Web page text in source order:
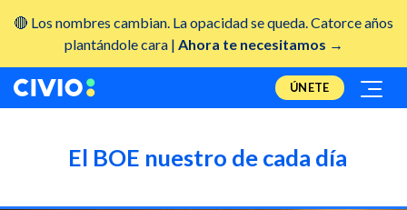
🔴 Los nombres cambian. La opacidad se queda. Catorce años
plantándole cara | Ahora te necesitamos →
ÚNETE
El BOE nuestro de cada día